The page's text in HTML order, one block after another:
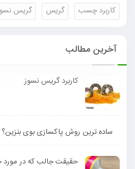
کاربرد چسب
گریس گریس
آخرین مطالب
کاربرد گریس نسوز
ساده ترین روش پاکسازی بوی بنزین؟
حقیقت جالب که در مورد